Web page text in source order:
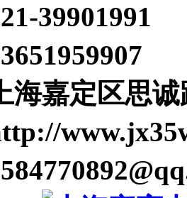
39901991
海嘉定区思诚